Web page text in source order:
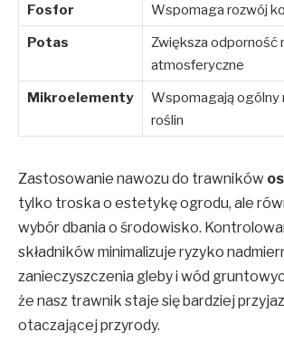
Fosfor
Wspomaga rozwój
Potas
Zwiększa odporność
atmosferyczne
Mikroelementy
Wspomagają ogólny
roślin
Zastosowanie nawozu do trawników
tylko troska o estetykę ogrodu, ale
wybór dbania o środowisko.
składników minimalizuje ryzyko
zanieczyszczenia gleby i wód
że nasz trawnik staje się bardziej
otaczającej przyrody.